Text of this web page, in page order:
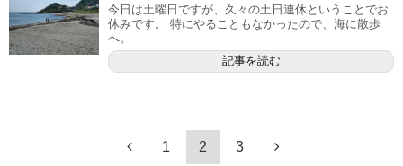
今日は土曜日ですが、久々の土日連休ということでお
休みです。 特にやることもなかったので、海に散歩
へ。
記事を読む
1 2 3